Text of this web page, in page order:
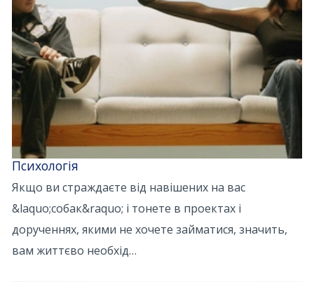
Психологія
Якщо ви страждаєте від навішених на вас
&laquo;собак&raquo; і тонете в проектах і
дорученнях, якими не хочете займатися, значить,
вам життєво необхід…